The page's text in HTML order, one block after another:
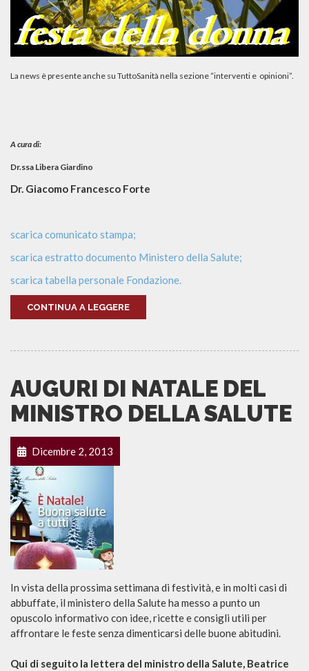
La news è presente anche su TuttoSanità nella sezione “interventi e opinioni”.
A cura di:
Dr.ssa Libera Giardino
Dr. Giacomo Francesco Forte
scarica comunicato stampa;
scarica estratto documento Ministero della Salute;
scarica tabella personale Fondazione.
CONTINUA A LEGGERE
AUGURI DI NATALE DEL
MINISTRO DELLA SALUTE
Dicembre 2, 2013
In vista della prossima settimana di festività, e in molti casi di
abbuffate, il ministero della Salute ha messo a punto un
opuscolo informativo con idee, ricette e consigli utili per
affrontare le feste senza dimenticarsi delle buone abitudini.
Qui di seguito la lettera del ministro della Salute, Beatrice